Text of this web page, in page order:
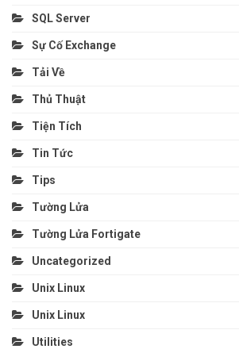
SQL Server
Sự Cố Exchange
Tải Về
Thủ Thuật
Tiện Tích
Tin Tức
Tips
Tường Lửa
Tường Lửa Fortigate
Uncategorized
Unix Linux
Unix Linux
Utilities